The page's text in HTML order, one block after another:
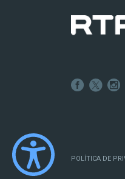
POLÍTICA DE